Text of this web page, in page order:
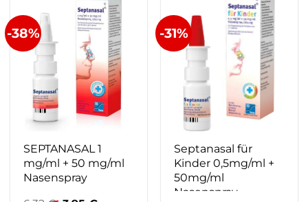
-38%
SEPTANASAL 1
mg/ml + 50 mg/ml
Nasenspray
-31%
Septanasal für
Kinder 0,5mg/ml +
50mg/ml
Nasenspray